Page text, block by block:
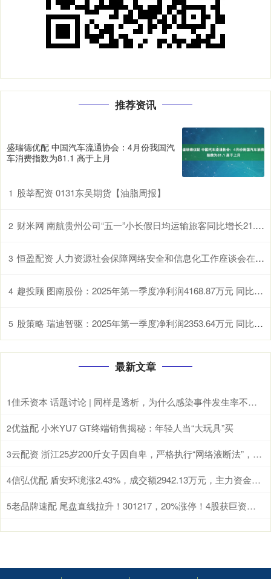
推荐资讯
盛瑞德优配 中国汽车流通协会：4月份我国汽
车消费指数为81.1 高于上月
1 股莘配资 0131东吴期货【油脂周报】
2 财米网 南航贵州公司“五一”小长假日均运输旅客同比增长21.7%
3 恒盈配资 人力资源社会保障网络安全和信息化工作座谈会在长沙召开
4 趣投顾 图南股份：2025年第一季度净利润4168.87万元 同比暴跌54.09%
5 股策略 瑞迪智驱：2025年第一季度净利润2353.64万元 同比下降4.68%
最新文章
1 佳禾资本 话题讨论 | 同样是透析，为什么感染事件发生率不能简单“排排坐”？
2优益配 小米YU7 GT终端销售揭秘：年轻人当“大玩具”买
3 云配资 浙江25岁200斤女子因自卑，严格执行“网络液断法”，一周瘦了15斤却“差点没命”；医生：这类人要远离网红减肥法
4 信弘优配 盾安环境涨2.43%，成交额2942.13万元，主力资金净流出260.27万元
5 老品牌速配 尾盘直线拉升！301217，20%涨停！4股获巨资抢筹